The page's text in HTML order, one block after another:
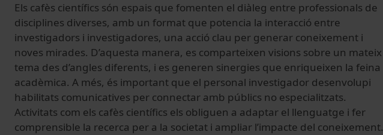
Els cafès científics són espais que fomenten el diàleg entre professionals de
disciplines diverses, amb un format que potencia la interacció entre
investigadors i investigadores, una acció clau per generar coneixement i
noves mirades. D’aquesta manera, es comparteixen visions sobre un mateix
tema des d’angles diferents, i es generen sinergies que enriqueixen la feina
acadèmica. A més, és important que el personal investigador desenvolupi
habilitats comunicatives per connectar amb públics no especialitzats.
Activitats com els cafès científics els obliguen a adaptar el llenguatge i fer
comprensible la recerca per a la societat i ampliar l’impacte del coneixement.